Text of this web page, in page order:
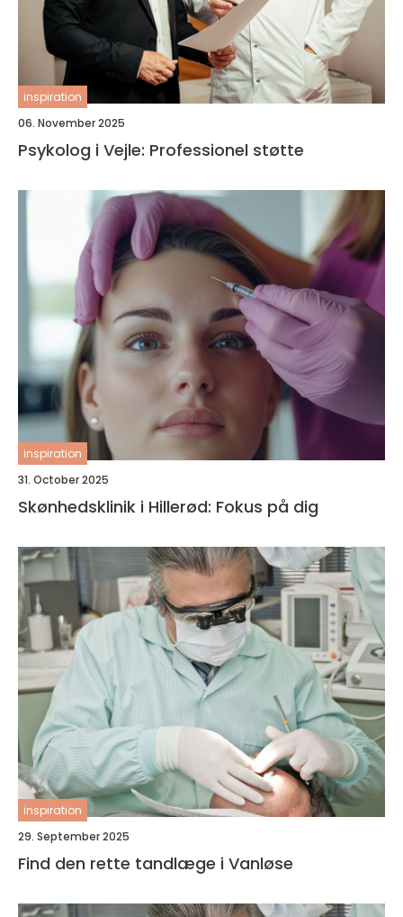
inspiration
06. November 2025
Psykolog i Vejle: Professionel støtte
inspiration
31. October 2025
Skønhedsklinik i Hillerød: Fokus på dig
inspiration
29. September 2025
Find den rette tandlæge i Vanløse